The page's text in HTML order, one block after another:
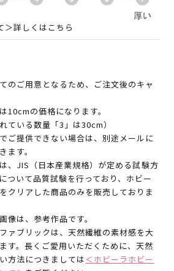
＞詳しくはこちら
のご用意となるため、ご注文後のキャ
10cmの価格になります。
ている数量「3」は30cm）
ご提供できない場合は、別途メールに
ます。
、JIS（日本産業規格）が定める試験方
ついて品質試験を行っており、ホビー
クリアした商品のみを販売しておりま
像は、参考作品です。
ァブリックは、天然繊維の素材感を大
す。長くご愛用いただくために、天然
方法につきましては＜ホビーラホビー